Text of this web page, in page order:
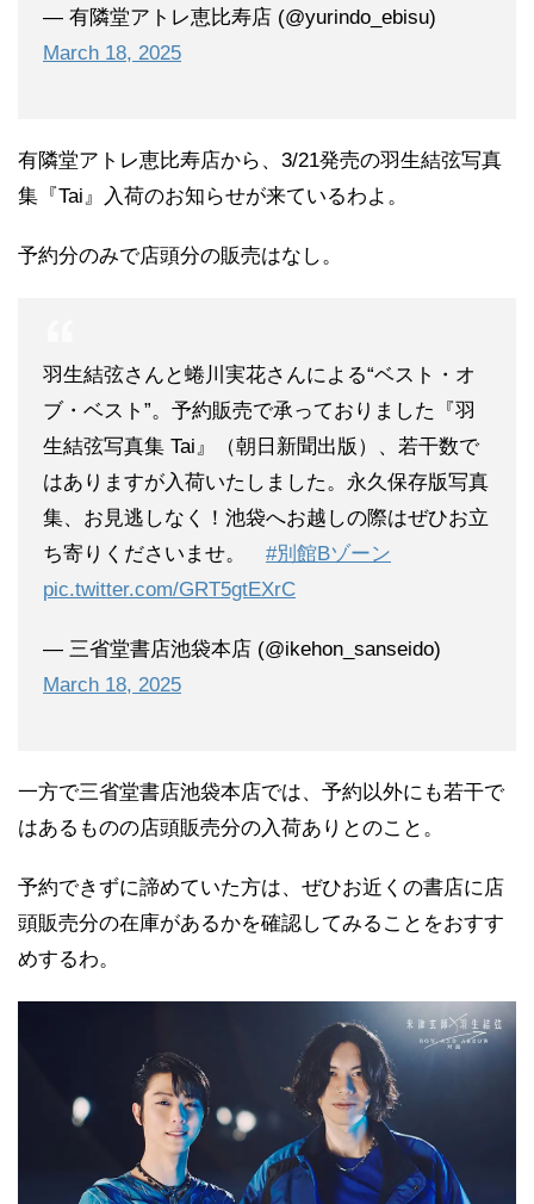
— 有隣堂アトレ恵比寿店 (@yurindo_ebisu)
March 18, 2025
有隣堂アトレ恵比寿店から、3/21発売の羽生結弦写真
集『Tai』入荷のお知らせが来ているわよ。
予約分のみで店頭分の販売はなし。
羽生結弦さんと蜷川実花さんによる“ベスト・オ
ブ・ベスト”。予約販売で承っておりました『羽
生結弦写真集 Tai』（朝日新聞出版）、若干数で
はありますが入荷いたしました。永久保存版写真
集、お見逃しなく！池袋へお越しの際はぜひお立
ち寄りくださいませ。 #別館Bゾーン
pic.twitter.com/GRT5gtEXrC
— 三省堂書店池袋本店 (@ikehon_sanseido)
March 18, 2025
一方で三省堂書店池袋本店では、予約以外にも若干で
はあるものの店頭販売分の入荷ありとのこと。
予約できずに諦めていた方は、ぜひお近くの書店に店
頭販売分の在庫があるかを確認してみることをおすす
めするわ。